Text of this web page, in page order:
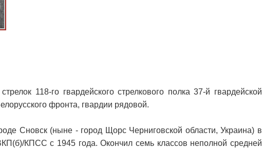
118-го гвардейского стрелкового полка 37-й гвардейской
фронта, гвардии рядовой.
Сновск (ныне - город Щорс Черниговской области, Украина) в
КПСС с 1945 года. Окончил семь классов неполной средней